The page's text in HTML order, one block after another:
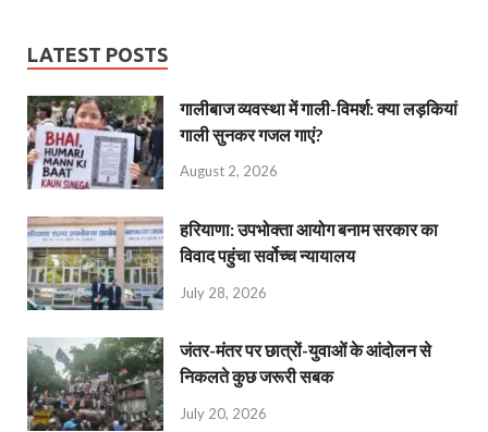
LATEST POSTS
गालीबाज व्‍यवस्‍था में गाली-विमर्श: क्या लड़कियां
गाली सुनकर गजल गाएं?
August 2, 2026
हरियाणा: उपभोक्ता आयोग बनाम सरकार का
विवाद पहुंचा सर्वोच्च न्यायालय
July 28, 2026
जंतर-मंतर पर छात्रों-युवाओं के आंदोलन से
निकलते कुछ जरूरी सबक
July 20, 2026